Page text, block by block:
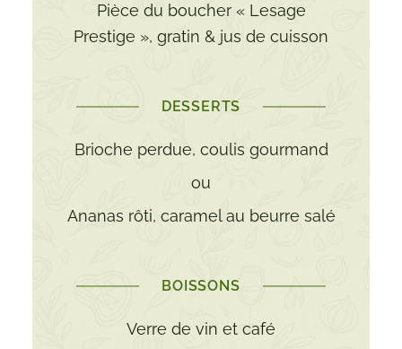
Pièce du boucher « Lesage
Prestige », gratin & jus de cuisson
DESSERTS
Brioche perdue, coulis gourmand
ou
Ananas rôti, caramel au beurre salé
BOISSONS
Verre de vin et café